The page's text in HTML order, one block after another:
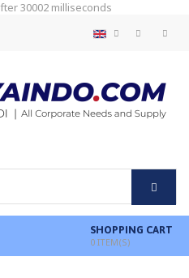
30002 milliseconds
SHOPPING CART
0 ITEM(S)